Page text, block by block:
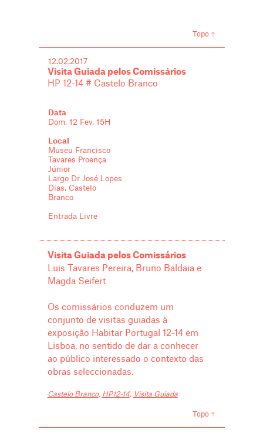
Topo
12.02.2017
Visita Guiada pelos Comissários
HP 12-14 # Castelo Branco
Data
Dom, 12 Fev, 15H
Local
Museu Francisco
Tavares Proença
Júnior
Largo Dr José Lopes
Dias, Castelo
Branco
Entrada Livre
Visita Guiada pelos Comissários
Luis Tavares Pereira, Bruno Baldaia e
Magda Seifert
Os comissários conduzem um
conjunto de visitas guiadas à
exposição Habitar Portugal 12-14 em
Lisboa, no sentido de dar a conhecer
ao público interessado o contexto das
obras seleccionadas.
Castelo Branco, HP12-14, Visita Guiada
Topo